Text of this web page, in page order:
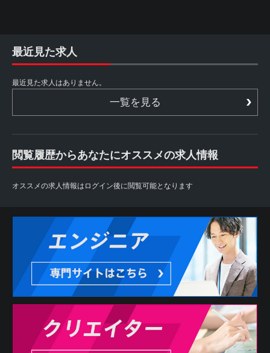
最近見た求人
最近見た求人はありません。
一覧を見る
閲覧履歴からあなたにオススメの求人情報
オススメの求人情報はログイン後に閲覧可能となります